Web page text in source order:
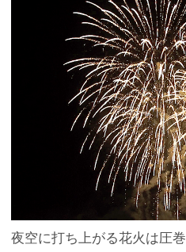
夜空に打ち上がる花火は圧巻